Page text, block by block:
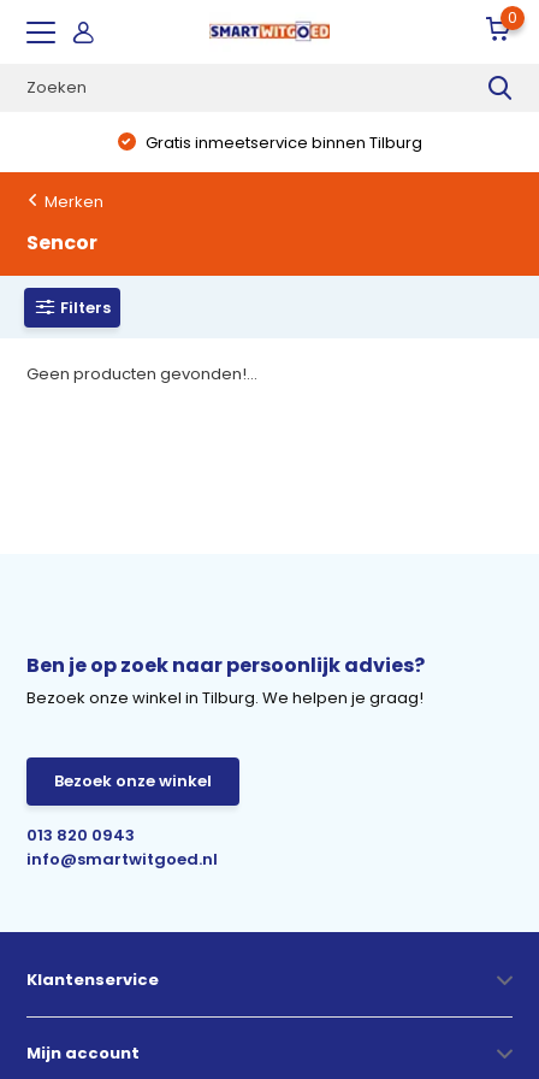
0
Gratis inmeetservice binnen Tilburg
Merken
Sencor
Filters
Geen producten gevonden!...
Ben je op zoek naar persoonlijk advies?
Bezoek onze winkel in Tilburg. We helpen je graag!
Bezoek onze winkel
013 820 0943
info@smartwitgoed.nl
Klantenservice
Mijn account